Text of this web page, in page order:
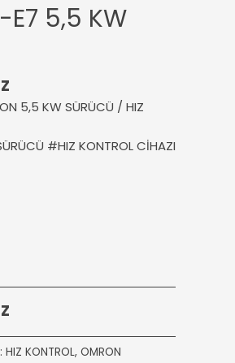
E7 5,5 KW
5,5 KW SÜRÜCÜ / HIZ
#HIZ KONTROL CİHAZI
HIZ KONTROL, OMRON